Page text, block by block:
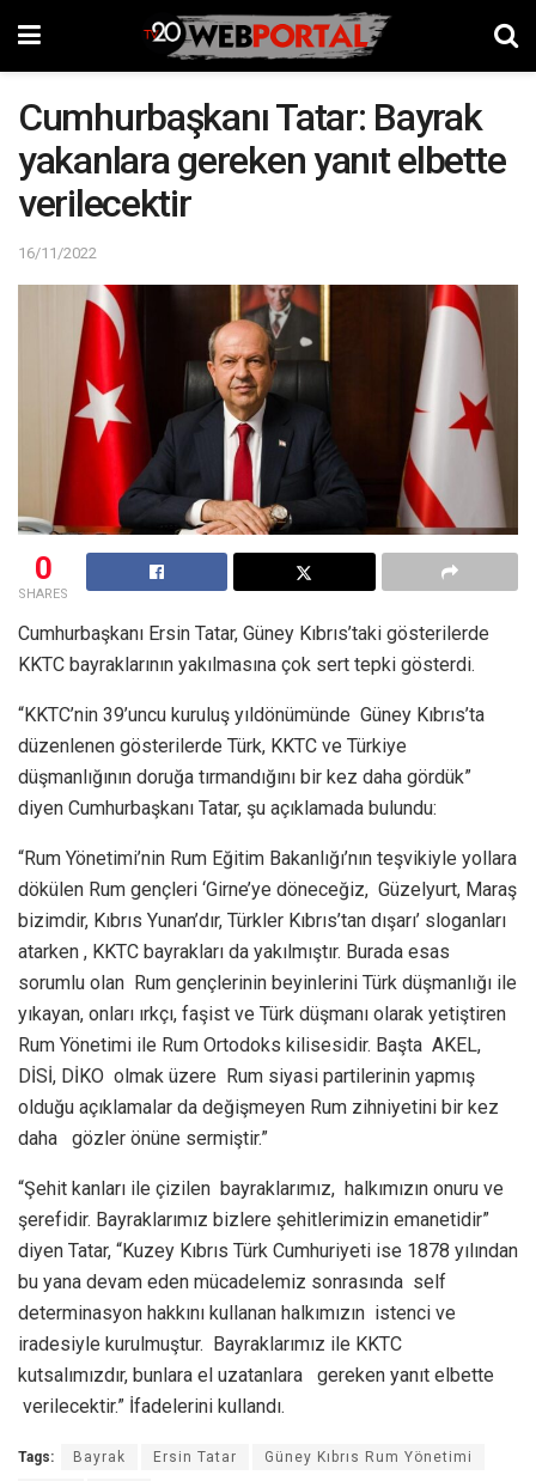
Cumhurbaşkanı Tatar: Bayrak
yakanlara gereken yanıt elbette
verilecektir
16/11/2022
0
SHARES
Cumhurbaşkanı Ersin Tatar, Güney Kıbrıs’taki gösterilerde
KKTC bayraklarının yakılmasına çok sert tepki gösterdi.
“KKTC’nin 39’uncu kuruluş yıldönümünde Güney Kıbrıs’ta
düzenlenen gösterilerde Türk, KKTC ve Türkiye
düşmanlığının doruğa tırmandığını bir kez daha gördük”
diyen Cumhurbaşkanı Tatar, şu açıklamada bulundu:
“Rum Yönetimi’nin Rum Eğitim Bakanlığı’nın teşvikiyle yollara
dökülen Rum gençleri ‘Girne’ye döneceğiz, Güzelyurt, Maraş
bizimdir, Kıbrıs Yunan’dır, Türkler Kıbrıs’tan dışarı’ sloganları
atarken , KKTC bayrakları da yakılmıştır. Burada esas
sorumlu olan Rum gençlerinin beyinlerini Türk düşmanlığı ile
yıkayan, onları ırkçı, faşist ve Türk düşmanı olarak yetiştiren
Rum Yönetimi ile Rum Ortodoks kilisesidir. Başta AKEL,
DİSİ, DİKO olmak üzere Rum siyasi partilerinin yapmış
olduğu açıklamalar da değişmeyen Rum zihniyetini bir kez
daha gözler önüne sermiştir.”
“Şehit kanları ile çizilen bayraklarımız, halkımızın onuru ve
şerefidir. Bayraklarımız bizlere şehitlerimizin emanetidir”
diyen Tatar, “Kuzey Kıbrıs Türk Cumhuriyeti ise 1878 yılından
bu yana devam eden mücadelemiz sonrasında self
determinasyon hakkını kullanan halkımızın istenci ve
iradesiyle kurulmuştur. Bayraklarımız ile KKTC
kutsalımızdır, bunlara el uzatanlara gereken yanıt elbette
verilecektir.” İfadelerini kullandı.
Tags: Bayrak Ersin Tatar Güney Kıbrıs Rum Yönetimi